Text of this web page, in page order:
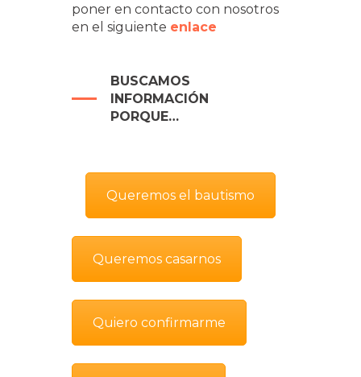
poner en contacto con nosotros
en el siguiente enlace
BUSCAMOS
INFORMACIÓN
PORQUE…
Queremos el bautismo
Queremos casarnos
Quiero confirmarme